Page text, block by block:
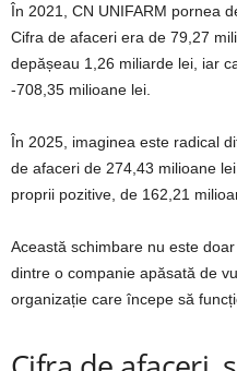
În 2021, CN UNIFARM pornea
Cifra de afaceri era de 79,27
depășeau 1,26 miliarde lei, iar
-708,35 milioane lei.
În 2025, imaginea este radical
de afaceri de 274,43 milioane
proprii pozitive, de 162,21
Această schimbare nu este
dintre o companie apăsată de
organizație care începe să